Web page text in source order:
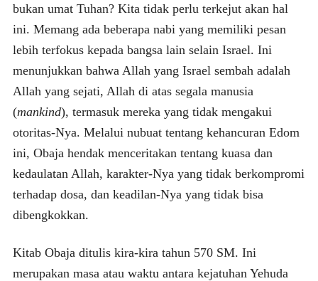
bukan umat Tuhan? Kita tidak perlu terkejut akan hal
ini. Memang ada beberapa nabi yang memiliki pesan
lebih terfokus kepada bangsa lain selain Israel. Ini
menunjukkan bahwa Allah yang Israel sembah adalah
Allah yang sejati, Allah di atas segala manusia
(mankind), termasuk mereka yang tidak mengakui
otoritas-Nya. Melalui nubuat tentang kehancuran Edom
ini, Obaja hendak menceritakan tentang kuasa dan
kedaulatan Allah, karakter-Nya yang tidak berkompromi
terhadap dosa, dan keadilan-Nya yang tidak bisa
dibengkokkan.
Kitab Obaja ditulis kira-kira tahun 570 SM. Ini
merupakan masa atau waktu antara kejatuhan Yehuda